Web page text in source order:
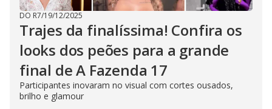
DO R7/19/12/2025
Trajes da finalíssima! Confira os
looks dos peões para a grande
final de A Fazenda 17
Participantes inovaram no visual com cortes ousados,
brilho e glamour